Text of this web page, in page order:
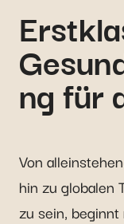
ng für
Von
hin zu globalen
zu sein,